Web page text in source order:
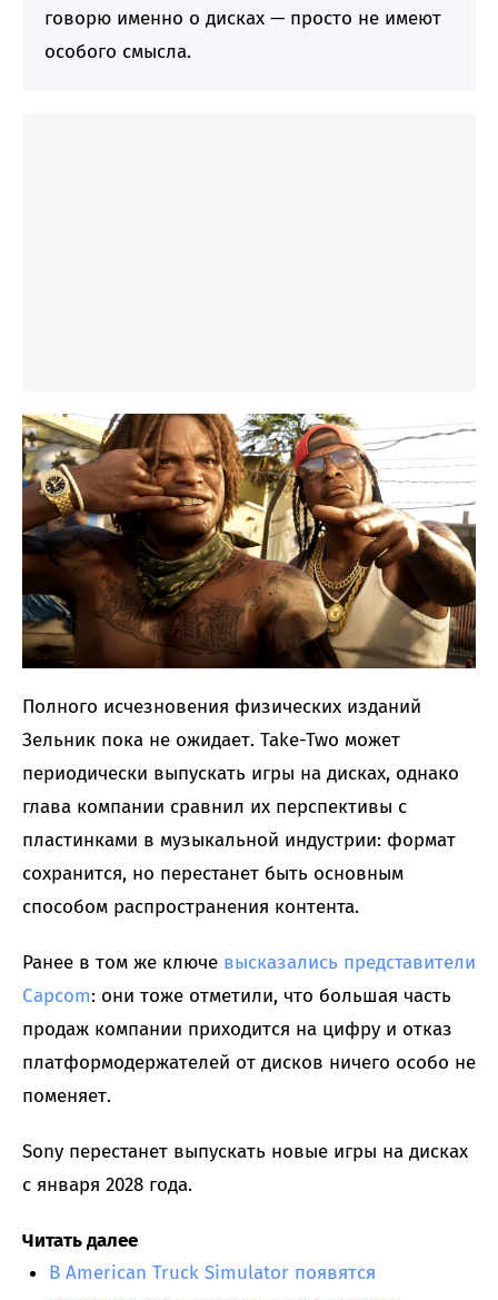
говорю именно о дисках — просто не имеют
особого смысла.
Полного исчезновения физических изданий
Зельник пока не ожидает. Take-Two может
периодически выпускать игры на дисках, однако
глава компании сравнил их перспективы с
пластинками в музыкальной индустрии: формат
сохранится, но перестанет быть основным
способом распространения контента.
Ранее в том же ключе высказались представители
Capcom: они тоже отметили, что большая часть
продаж компании приходится на цифру и отказ
платформодержателей от дисков ничего особо не
поменяет.
Sony перестанет выпускать новые игры на дисках
с января 2028 года.
Читать далее
В American Truck Simulator появятся